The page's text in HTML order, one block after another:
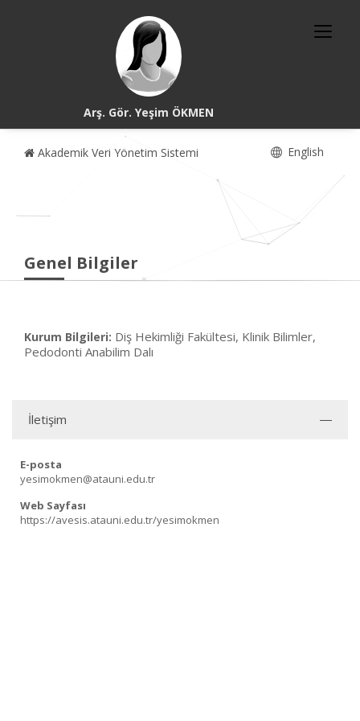
Arş. Gör. Yeşim ÖKMEN
Akademik Veri Yönetim Sistemi English
Genel Bilgiler
Kurum Bilgileri: Diş Hekimliği Fakültesi, Klinik Bilimler,
Pedodonti Anabilim Dalı
İletişim
E-posta
yesimokmen@atauni.edu.tr
Web Sayfası
https://avesis.atauni.edu.tr/yesimokmen